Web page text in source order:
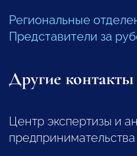
Региональные
Представители за
Другие контакты
Центр экспертизы и
предпринимательства